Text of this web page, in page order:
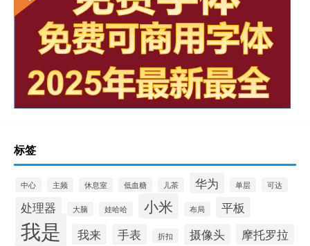
标签
中心 主频 休息室 低血糖 儿茶 华为 单层 可达
处理器 大脑 娃哈哈 小米 布局 平板
我是 我来 手表 折扣 摄像头 摩托罗拉